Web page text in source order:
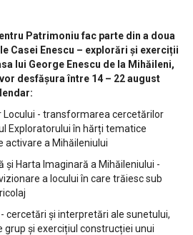
Patrimoniu fac parte din a doua
Casei Enescu – explorări și exerciții
lui George Enescu de la Mihăileni,
desfășura între 14 – 22 august
Locului - transformarea cercetărilor
Exploratorului în hărți tematice
activare a Mihăileniului
și Harta Imaginară a Mihăileniului -
a locului în care trăiesc sub
cercetări și interpretări ale sunetului,
și exercițiul construcției unui